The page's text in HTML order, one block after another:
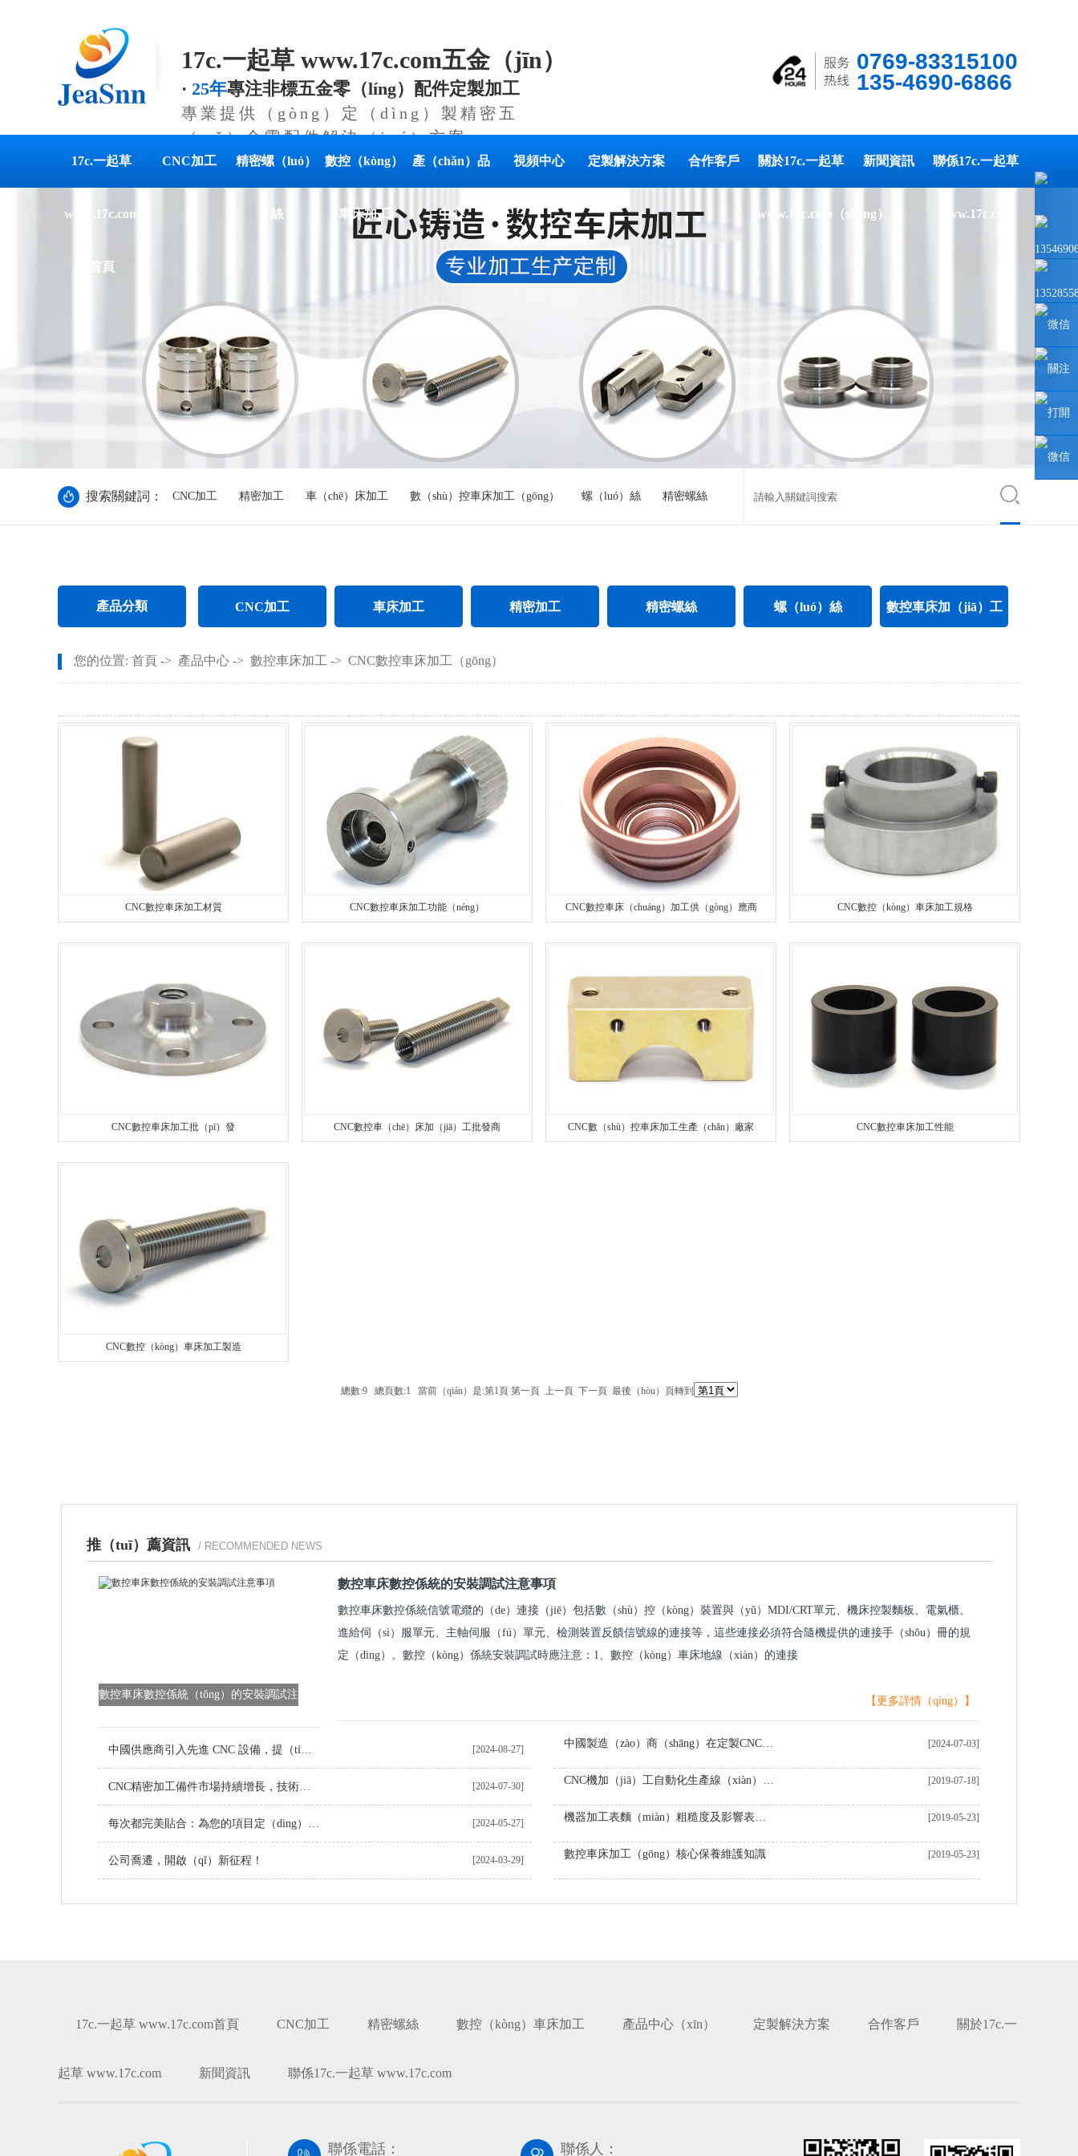
17c.一起草 www.17c.com五金（jīn）
· 25年專注非標五金零（líng）配件定製加工
專業提供（gòng）定（dìng）製精密五
（wǔ）金零配件解決（jué）方案
0769-83315100
135-4690-6866
17c.一起草
www.17c.com
首頁
CNC加工 精密螺（luó）
絲
數控（kòng）
車床加工
產（chǎn）品
中心
視頻中心 定製解決方案 合作客戶 關於17c.一起草
www.17c.com（shèng）
新聞資訊 聯係17c.一起草
www.17c.com
搜索關鍵詞： CNC加工 精密加工 車（chē）床加工 數（shù）控車床加工（gōng） 螺（luó）絲 精密螺絲
產品分類 CNC加工
CNC長軸加工
安全設備配件CNC加工
銅件CNC加工
車床加工
螺母車床加工
螺柱車床加（jiā）工
鋁件車（chē）床加工
銅（tóng）件車床加工
銷軸車床加工
精密加工
精（jīng）密不鏽鋼件加工
精密車床加工
精密鋁件加（jiā）工
精（jīng）密銅件加工
精密螺絲
加（jiā）長精密螺絲
鋁（lǚ）精密螺絲
台階精密螺絲
銅精密螺絲
異形精密螺絲
螺（luó）絲
電子螺絲
定製螺絲
精密（mì）螺絲
異形螺絲
數控車床加（jiā）工
不（bú）鏽鋼件數控車床加工
精密數控車床加工
鋁件數控車床加工
數控車床加（jiā）工零件
銅件數控車床（chuáng）加工
您的位置: 首頁 -> 產品中心 -> 數控車床加工 -> CNC數控車床加工（gōng）
CNC數控車床加工材質 CNC數控車床加工功能（néng） CNC數控車床（chuáng）加工供（gòng）應商 CNC數控（kòng）車床加工規格
CNC數控車床加工批（pī）發 CNC數控車（chē）床加（jiā）工批發商 CNC數（shù）控車床加工生產（chǎn）廠家 CNC數控車床加工性能
CNC數控（kòng）車床加工製造
總數:9 總頁數:1 當前（qián）是:第1頁 第一頁 上一頁 下一頁 最後（hòu）頁轉到
推（tuī）薦資訊 / RECOMMENDED NEWS
數控車床數控係統（tǒng）的安裝調試注
數控車床數控係統的安裝調試注意事項
數控車床數控係統信號電纜的（de）連接（jiē）包括數（shù）控（kòng）裝置與（yǔ）MDI/CRT單元、機床控製麵板、電氣櫃、
進給伺（sì）服單元、主軸伺服（fú）單元、檢測裝置反饋信號線的連接等，這些連接必須符合隨機提供的連接手（shǒu）冊的規
定（dìng）。數控（kòng）係統安裝調試時應注意：1、數控（kòng）車床地線（xiàn）的連接
【更多詳情（qíng）】
中國供應商引入先進 CNC 設備，提（tí）升（shēng）定製金屬零件品質 [2024-08-27]
CNC精密加工備件市場持續增長，技術創新引領行業未（wèi）來 [2024-07-30]
每次都完美貼合：為您的項目定（dìng）製螺（luó）絲 [2024-05-27]
公司喬遷，開啟（qǐ）新征程！ [2024-03-29]
中國製造（zào）商（shāng）在定製CNC加工黃銅零件領域表現卓越 [2024-07-03]
CNC機加（jiā）工自動化生產線（xiàn）的優勢（shì） [2019-07-18]
機器加工表麵（miàn）粗糙度及影響表麵粗糙度的因素 [2019-05-23]
數控車床加工（gōng）核心保養維護知識 [2019-05-23]
17c.一起草 www.17c.com首頁 CNC加工 精密螺絲 數控（kòng）車床加工 產品中心（xīn） 定製解決方案 合作客戶 關於17c.一
起草 www.17c.com 新聞資訊 聯係17c.一起草 www.17c.com
聯係電話： 聯係人：
微信
聯係人
關注
微信公
眾號
打開
手機網
微信